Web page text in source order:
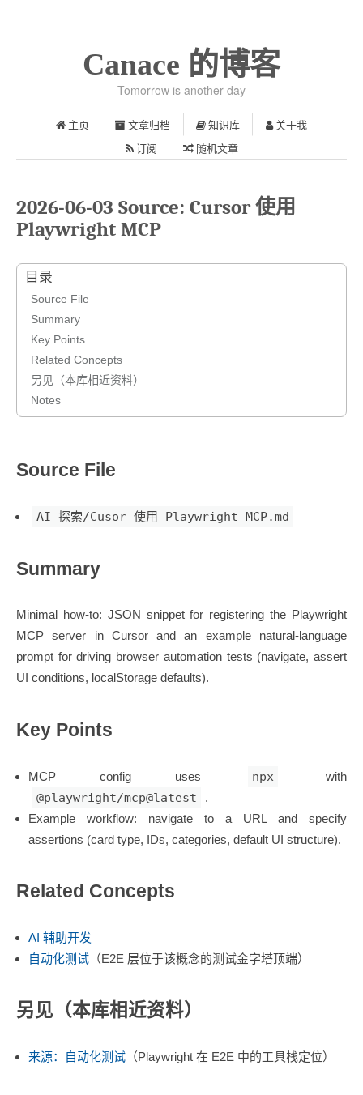
Canace 的博客
Tomorrow is another day
主页 文章归档 知识库 关于我
订阅 随机文章
2026-06-03 Source: Cursor 使用
Playwright MCP
目录
Source File
Summary
Key Points
Related Concepts
另见（本库相近资料）
Notes
Source File
AI 探索/Cusor 使用 Playwright MCP.md
Summary
Minimal how-to: JSON snippet for registering the Playwright
MCP server in Cursor and an example natural-language
prompt for driving browser automation tests (navigate, assert
UI conditions, localStorage defaults).
Key Points
MCP config uses npx with
@playwright/mcp@latest
.
Example workflow: navigate to a URL and specify
assertions (card type, IDs, categories, default UI structure).
Related Concepts
AI 辅助开发
自动化测试 （E2E 层位于该概念的测试金字塔顶端）
另见（本库相近资料）
来源：自动化测试 （Playwright 在 E2E 中的工具栈定位）